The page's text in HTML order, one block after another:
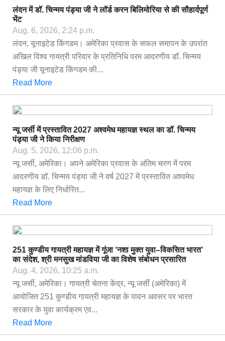
लंदन में डॉ. चिन्मय पंड्या जी ने लॉर्ड करन बिलिमोरिया से की सौहार्दपूर्ण
भेंट
Aug. 6, 2026, 2:24 p.m.
लंदन, यूनाइटेड किंगडम। अमेरिका प्रवास के सफल समापन के उपरांत
अखिल विश्व गायत्री परिवार के प्रतिनिधि परम आदरणीय डॉ. चिन्मय
पंड्या जी यूनाइटेड किंगडम की...
Read More
न्यू जर्सी में प्रस्तावित 2027 अश्वमेध महायज्ञ स्थल का डॉ. चिन्मय
पंड्या जी ने किया निरीक्षण
Aug. 5, 2026, 12:06 p.m.
न्यू जर्सी, अमेरिका। अपने अमेरिका प्रवास के अंतिम चरण में परम
आदरणीय डॉ. चिन्मय पंड्या जी ने वर्ष 2027 में प्रस्तावित अश्वमेध
महायज्ञ के लिए निर्धारित...
Read More
251 कुण्डीय गायत्री महायज्ञ में गूंजा ‘नशा मुक्त युवा–विकसित भारत’
का संदेश, श्री मनसुख मांडविया जी का विशेष संबोधन प्रसारित
Aug. 4, 2026, 10:25 a.m.
न्यू जर्सी, अमेरिका। गायत्री चेतना केंद्र, न्यू जर्सी (अमेरिका) में
आयोजित 251 कुण्डीय गायत्री महायज्ञ के पावन अवसर पर भारत
सरकार के युवा कार्यक्रम एव...
Read More